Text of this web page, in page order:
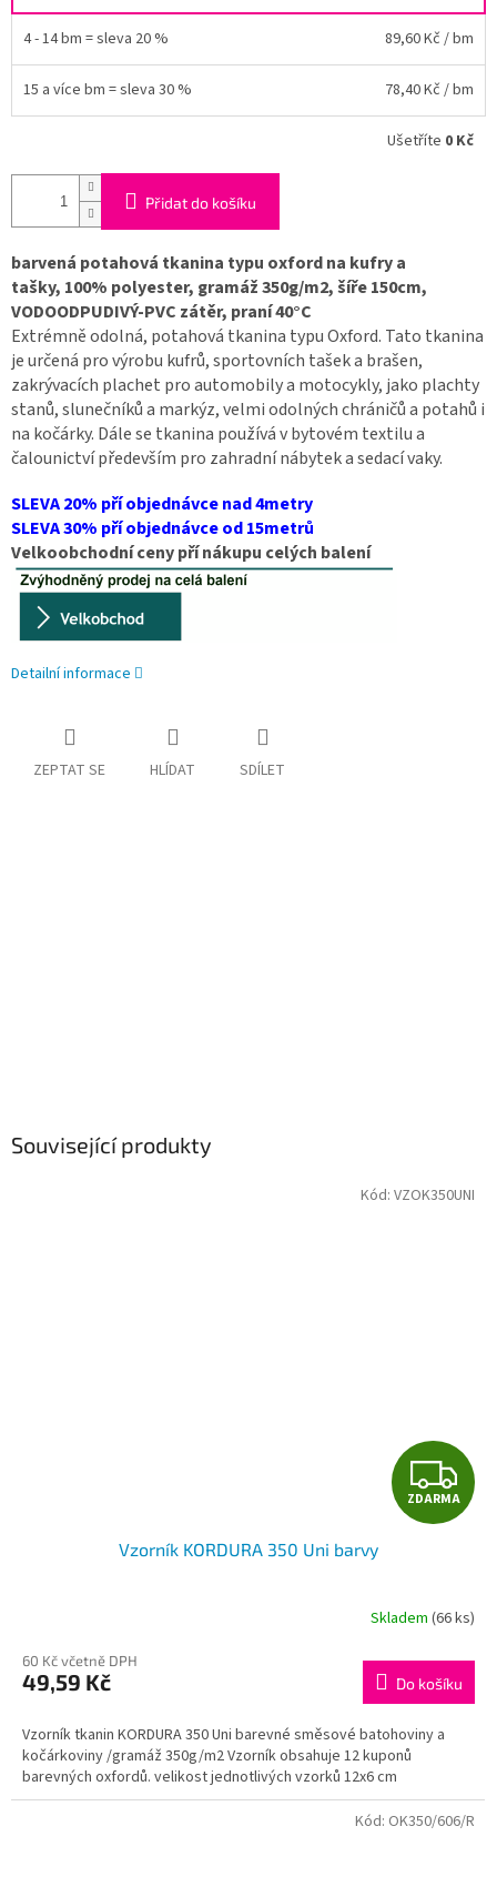
4 - 14 bm = sleva 20 % 89,60 Kč / bm
15 a více bm = sleva 30 % 78,40 Kč / bm
Ušetříte 0 Kč
Přidat do košíku
barvená potahová tkanina typu oxford na kufry a
tašky, 100% polyester, gramáž 350g/m2, šíře 150cm,
VODOODPUDIVÝ-PVC zátěr, praní 40°C
Extrémně odolná, potahová tkanina typu Oxford. Tato tkanina
je určená pro výrobu kufrů, sportovních tašek a brašen,
zakrývacích plachet pro automobily a motocykly, jako plachty
stanů, slunečníků a markýz, velmi odolných chráničů a potahů i
na kočárky. Dále se tkanina používá v bytovém textilu a
čalounictví především pro zahradní nábytek a sedací vaky.
SLEVA 20% pří objednávce nad 4metry
SLEVA 30% pří objednávce od 15metrů
Velkoobchodní ceny pří nákupu celých balení
Detailní informace
ZEPTAT SE HLÍDAT SDÍLET
Související produkty
Z
D
R
M
A
ZDARMA
Vzorník KORDURA 350 Uni barvy
Skladem (66 ks)
60 Kč včetně DPH
49,59 Kč Do košíku
Vzorník tkanin KORDURA 350 Uni barevné směsové batohoviny a
kočárkoviny /gramáž 350g/m2 Vzorník obsahuje 12 kuponů
barevných oxfordů. velikost jednotlivých vzorků 12x6 cm
Kód: VZOK350UNI
Kód: OK350/606/R